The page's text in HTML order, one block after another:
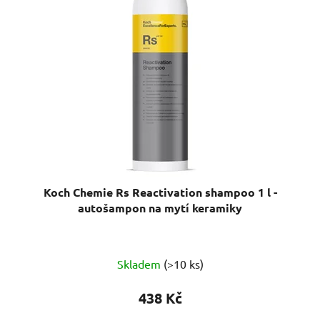
Koch Chemie Rs Reactivation shampoo 1 l -
autošampon na mytí keramiky
hodnocení
produktu
Skladem (>10 ks)
438 Kč